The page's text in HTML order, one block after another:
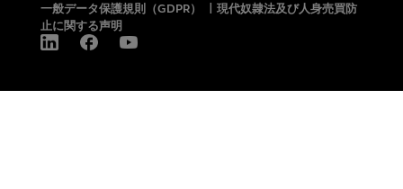
一般データ保護規則（GDPR）
現代奴隷法及び人身売買防
止に関する声明